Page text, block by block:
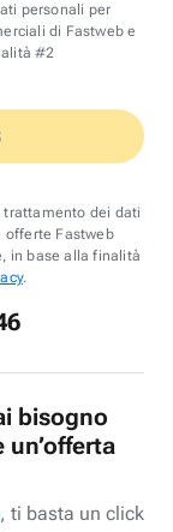
personali per
di Fastweb e
#2
trattamento dei dati
offerte Fastweb
in base alla finalità
.
bisogno
un’offerta
, ti basta un click